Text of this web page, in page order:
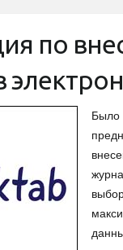
по
Было